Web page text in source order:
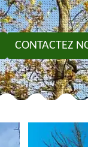
CONTACTEZ